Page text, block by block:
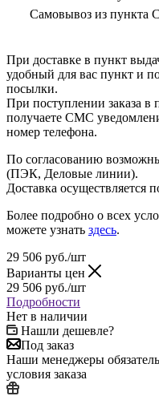
Самовывоз из пункта
При доставке в пункт
удобный для вас пункт и
посылки.
При поступлении заказа
получаете СМС
номер телефона.
По согласованию
(ПЭК, Деловые линии).
Доставка осуществляется
Более подробно о всех
можете узнать здесь.
29 506 руб./шт
Варианты цен
29 506 руб./шт
Подробности
Нет в наличии
Нашли дешевле?
Под заказ
Наши менеджеры
условия заказа